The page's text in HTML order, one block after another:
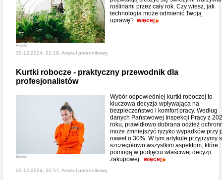
Pexels
roślinami przez cały rok. Czy wiesz, jak
technologia może odmienić Twoją
uprawę? więcej
30-12-2024, 01:19, Artykuł poradnikowy,
Kurtki robocze - praktyczny przewodnik dla
profesjonalistów
8photo
Wybór odpowiedniej kurtki roboczej to
kluczowa decyzja wpływająca na
bezpieczeństwo i komfort pracy. Według
danych Państwowej Inspekcji Pracy z
roku, prawidłowo dobrana odzież
może zmniejszyć ryzyko wypadków przy
nawet o 30%. W tym artykule przyjrzymy
szczegółowo wszystkim aspektom, które
pomogą w podjęciu właściwej decyzji
zakupowej. więcej
29-12-2024, 20:57, Artykuł poradnikowy,